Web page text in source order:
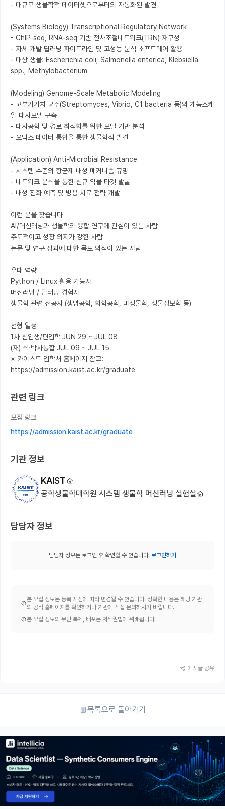
- 대규모 생물학적 데이터셋으로부터의 자동화된 발견
(Systems Biology) Transcriptional Regulatory Network
- ChIP-seq, RNA-seq 기반 전사조절네트워크(TRN) 재구성
- 자체 개발 딥러닝 파이프라인 및 고성능 분석 소프트웨어 활용
- 대상 생물: Escherichia coli, Salmonella enterica, Klebsiella
spp., Methylobacterium
(Modeling) Genome-Scale Metabolic Modeling
- 고부가가치 균주(Streptomyces, Vibrio, C1 bacteria 등)의 게놈스케
일 대사모델 구축
- 대사공학 및 경로 최적화를 위한 모델 기반 분석
- 오믹스 데이터 통합을 통한 생물학적 발견
(Application) Anti-Microbial Resistance
- 시스템 수준의 항균제 내성 메커니즘 규명
- 네트워크 분석을 통한 신규 약물 타겟 발굴
- 내성 진화 예측 및 병용 치료 전략 개발
이런 분을 찾습니다
AI/머신러닝과 생물학의 융합 연구에 관심이 있는 사람
주도적이고 성장 의지가 강한 사람
논문 및 연구 성과에 대한 목표 의식이 있는 사람
우대 역량
Python / Linux 활용 가능자
머신러닝 / 딥러닝 경험자
생물학 관련 전공자 (생명공학, 화학공학, 미생물학, 생물정보학 등)
전형 일정
1차 신입생/편입학 JUN 29 ~ JUL 08
(재) 석·박사통합 JUL 09 ~ JUL 15
※ 카이스트 입학처 홈페이지 참고:
https://admission.kaist.ac.kr/graduate
관련 링크
모집 링크
https://admission.kaist.ac.kr/graduate
기관 정보
KAIST
공학생물학대학원 시스템 생물학 머신러닝 실험실
담당자 정보
담당자 정보는 로그인 후 확인할 수 있습니다. 로그인하기
본 모집 정보는 등록 시점에 따라 변경될 수 있습니다. 정확한 내용은 해당 기관
의 공식 홈페이지를 확인하거나 기관에 직접 문의하시기 바랍니다.
본 모집 정보의 무단 복제, 배포는 저작권법에 위배됩니다.
게시글 공유
목록으로 돌아가기